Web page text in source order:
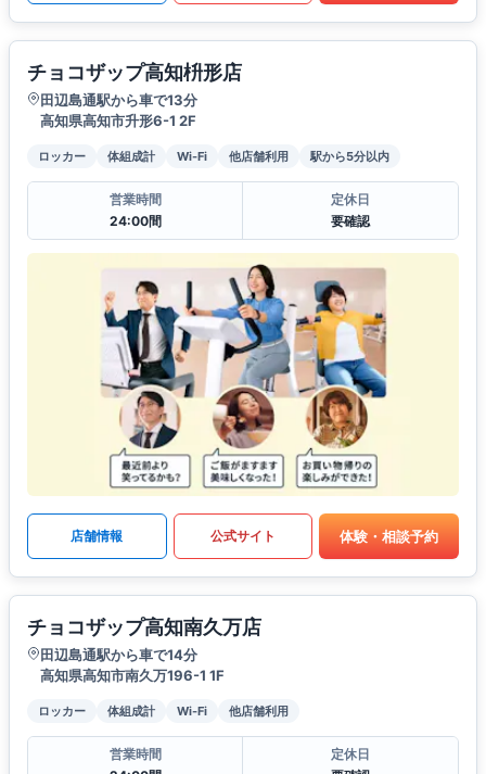
チョコザップ高知枡形店
田辺島通駅から車で13分
高知県高知市升形6-1 2F
ロッカー 体組成計 Wi-Fi 他店舗利用 駅から5分以内
営業時間
24:00間
定休日
要確認
店舗情報 公式サイト 体験・相談予約
チョコザップ高知南久万店
田辺島通駅から車で14分
高知県高知市南久万196-1 1F
ロッカー 体組成計 Wi-Fi 他店舗利用
営業時間
定休日